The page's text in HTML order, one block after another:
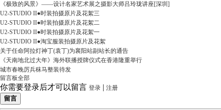
《极致的风景》——设计名家艺术展之摄影大师吕玲珑讲座[深圳]
U2-STUDIO II●时装拍摄原片及花絮三
U2-STUDIO II●时装拍摄原片及花絮二
U2-STUDIO II●时装拍摄原片及花絮一
U2-STUDIO II●淘宝服装拍摄原片及花絮
关于任命阿拉灯神丁(袁丁)为襄阳站副站长的通告
《天南地北过大年》海外联播授牌仪式在香港隆重举行
城市春晚厉兵秣马整装待发
留言板全部
你需要登录后才可以留言 登录 | 注册
留言